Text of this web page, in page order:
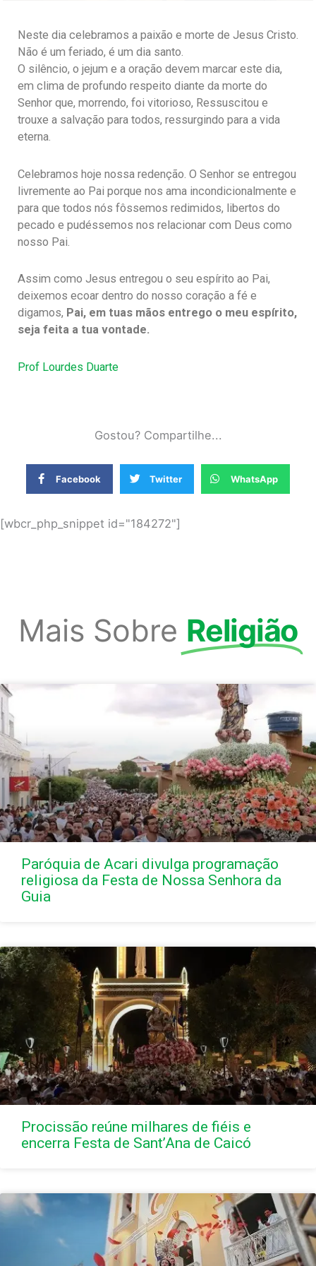
Neste dia celebramos a paixão e morte de Jesus Cristo.
Não é um feriado, é um dia santo.
O silêncio, o jejum e a oração devem marcar este dia,
em clima de profundo respeito diante da morte do
Senhor que, morrendo, foi vitorioso, Ressuscitou e
trouxe a salvação para todos, ressurgindo para a vida
eterna.
Celebramos hoje nossa redenção. O Senhor se entregou
livremente ao Pai porque nos ama incondicionalmente e
para que todos nós fôssemos redimidos, libertos do
pecado e pudéssemos nos relacionar com Deus como
nosso Pai.
Assim como Jesus entregou o seu espírito ao Pai,
deixemos ecoar dentro do nosso coração a fé e
digamos, Pai, em tuas mãos entrego o meu espírito,
seja feita a tua vontade.
Prof Lourdes Duarte
Gostou? Compartilhe...
Facebook Twitter WhatsApp
[wbcr_php_snippet id="184272"]
Mais Sobre Religião
Paróquia de Acari divulga programação
religiosa da Festa de Nossa Senhora da
Guia
Procissão reúne milhares de fiéis e
encerra Festa de Sant’Ana de Caicó